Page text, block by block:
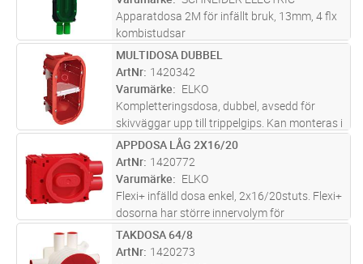
mer
Apparatdosa 2M för infällt bruk, 13mm, 4 flx
kombistudsar
ST Lägg i kundvagn
MULTIDOSA DUBBEL
ArtNr 1420342
Varumärke
ELKO
Kompletteringsdosa, dubbel, avsedd för
skivväggar upp till trippelgips. Kan monteras i
väggar med min 45mm regeltjocklek. Avsedd
att användas med flexibel slang 16/20mm.
Levereras med mellanvägg.
ST Lägg i kundvagn
APPDOSA LÅG 2X16/20
ArtNr 1420772
Varumärke
ELKO
Flexi+ infälld dosa enkel, 2x16/20stuts. Flexi+
dosorna har större innervolym för
anslutningar, puckar och i allmänhet mer luft
för ökad livslängd av elektronik. För
ST Lägg i kundvagn
TAKDOSA 64/8
ArtNr 1420273